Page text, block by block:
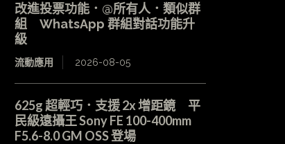
改進投票功能．@所有人．類似群
組 WhatsApp 群組對話功能升
級
流動應用 2026-08-05
625g 超輕巧．支援 2x 增距鏡 平
民級遠攝王 Sony FE 100-400mm
F5.6-8.0 GM OSS 登場